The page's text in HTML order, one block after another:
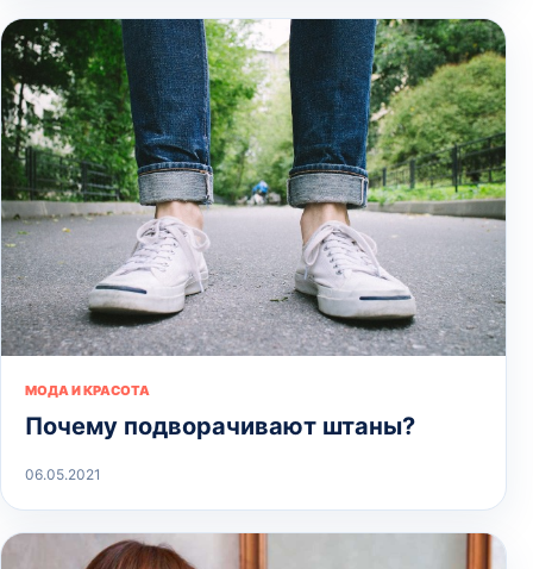
МОДА И КРАСОТА
Почему подворачивают штаны?
06.05.2021